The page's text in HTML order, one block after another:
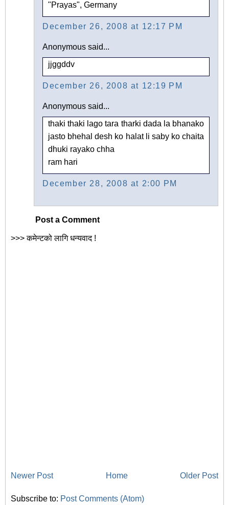
"Prayas", Germany
December 26, 2008 at 12:17 PM
Anonymous said...
jjggddv
December 26, 2008 at 12:19 PM
Anonymous said...
thaki thaki lago tara tharki dada la bhanako
jasto bhehal desh ko halat li saby ko chaita
dhuki rayako chha
ram hari
December 28, 2008 at 2:00 PM
Post a Comment
>>> कमेन्टको लागि धन्यवाद !
Newer Post Older Post
Home
Subscribe to: Post Comments (Atom)